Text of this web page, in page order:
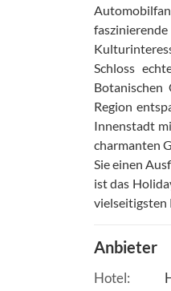
Schloss
Region
Innenstadt
charmanten
Sie einen
ist das
vielseitigsten
Anbieter
Hotel